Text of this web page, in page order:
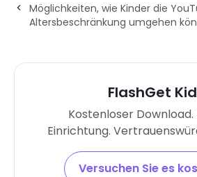
Möglichkeiten, wie Kinder die
Altersbeschränkung umgehen
FlashGet
Kostenloser Download.
Einrichtung.
Versuchen Sie es